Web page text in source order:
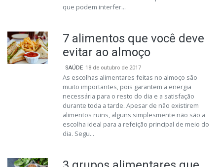
que podem interfer...
7 alimentos que você deve
evitar ao almoço
SAÚDE 18 de outubro de 2017
As escolhas alimentares feitas no almoço são
muito importantes, pois garantem a energia
necessária para o resto do dia e a satisfação
durante toda a tarde. Apesar de não existirem
alimentos ruins, alguns simplesmente não são a
escolha ideal para a refeição principal de meio do
dia. Segu...